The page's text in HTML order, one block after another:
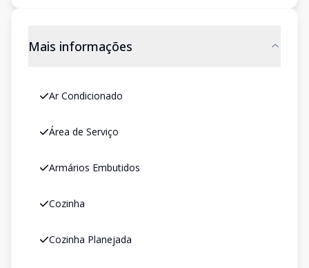
Mais informações
Ar Condicionado
Área de Serviço
Armários Embutidos
Cozinha
Cozinha Planejada